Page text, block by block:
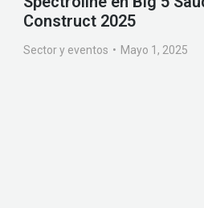
Construct 2025
Sector y eventos Mayo 1, 2025